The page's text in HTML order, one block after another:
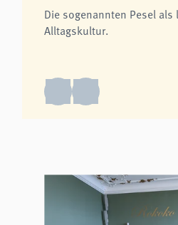
Die sogenannten Pesel
Alltagskultur.